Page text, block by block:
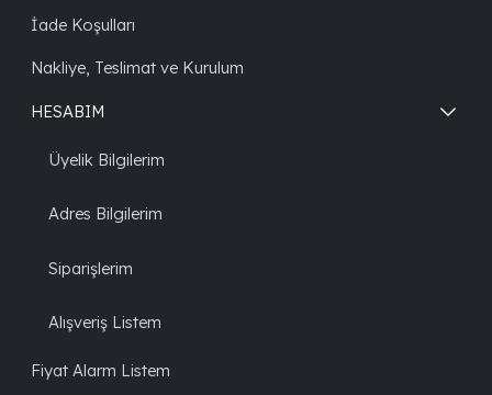
İade Koşulları
Nakliye, Teslimat ve Kurulum
HESABIM
Üyelik Bilgilerim
Adres Bilgilerim
Siparişlerim
Alışveriş Listem
Fiyat Alarm Listem